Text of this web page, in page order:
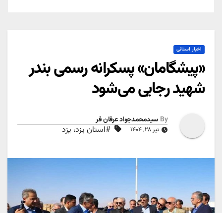
اخبار استانی
«پیشگامان» پسکرانه رسمی بندر
شهید رجایی می‌شود
By سیدمحمدجواد عرفان فر
تیر ۲۸, ۱۴۰۴ #استان یزد، یزد